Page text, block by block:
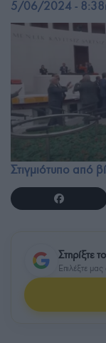
5/06/2024 -
Στιγμιότυπο από
Στηρίξτε
Επιλέξτε